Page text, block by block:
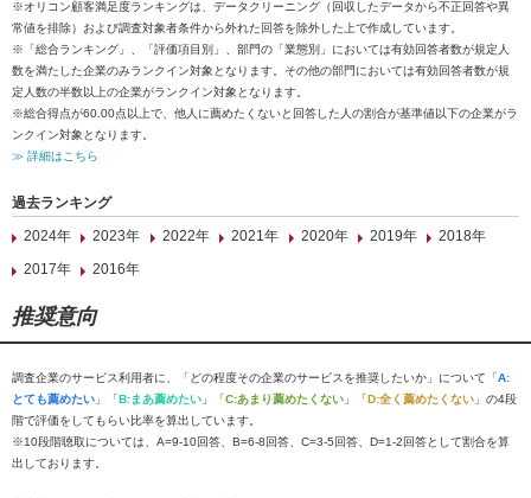
※オリコン顧客満足度ランキングは、データクリーニング（回収したデータから不正回答や異
常値を排除）および調査対象者条件から外れた回答を除外した上で作成しています。
※「総合ランキング」、「評価項目別」、部門の「業態別」においては有効回答者数が規定人
数を満たした企業のみランクイン対象となります。その他の部門においては有効回答者数が規
定人数の半数以上の企業がランクイン対象となります。
※総合得点が60.00点以上で、他人に薦めたくないと回答した人の割合が基準値以下の企業がラ
ンクイン対象となります。
≫ 詳細はこちら
過去ランキング
2024年
2023年 2022年 2021年 2020年 2019年
2018年
2017年
2016年
推奨意向
調査企業のサービス利用者に、「どの程度その企業のサービスを推奨したいか」について「A:
とても薦めたい 」「B:まあ薦めたい 」「C:あまり薦めたくない 」「D:全く薦めたくない 」の4段
階で評価をしてもらい比率を算出しています。
※10段階聴取については、A=9-10回答、B=6-8回答、C=3-5回答、D=1-2回答として割合を算
出しております。